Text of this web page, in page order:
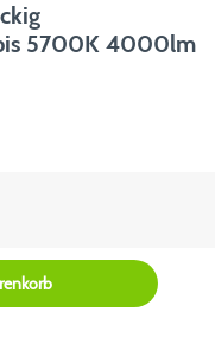
5700K 4000lm